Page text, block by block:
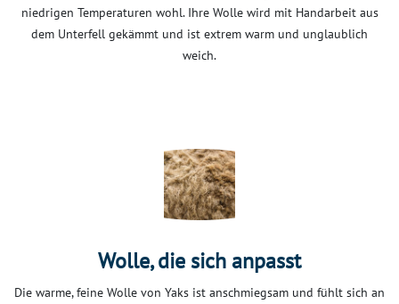
niedrigen Temperaturen wohl. Ihre Wolle wird mit Handarbeit aus
dem Unterfell gekämmt und ist extrem warm und unglaublich
weich.
Wolle, die sich anpasst
Die warme, feine Wolle von Yaks ist anschmiegsam und fühlt sich an